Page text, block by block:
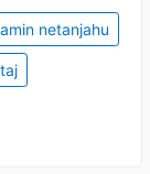
netanjahu